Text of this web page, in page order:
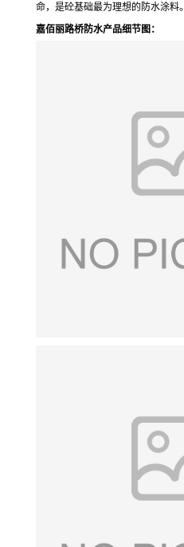
命，是砼基础最为理想的防水涂料。
嘉佰丽路桥防水产品细节图：